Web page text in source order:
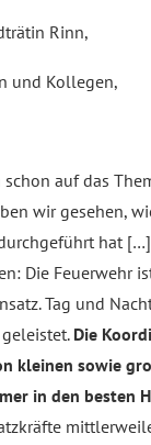
Rinn,
und Kollegen,
auf das
wir gesehen,
hat
Die Feuerwehr
Tag und
Die
kleinen sowie
in den besten